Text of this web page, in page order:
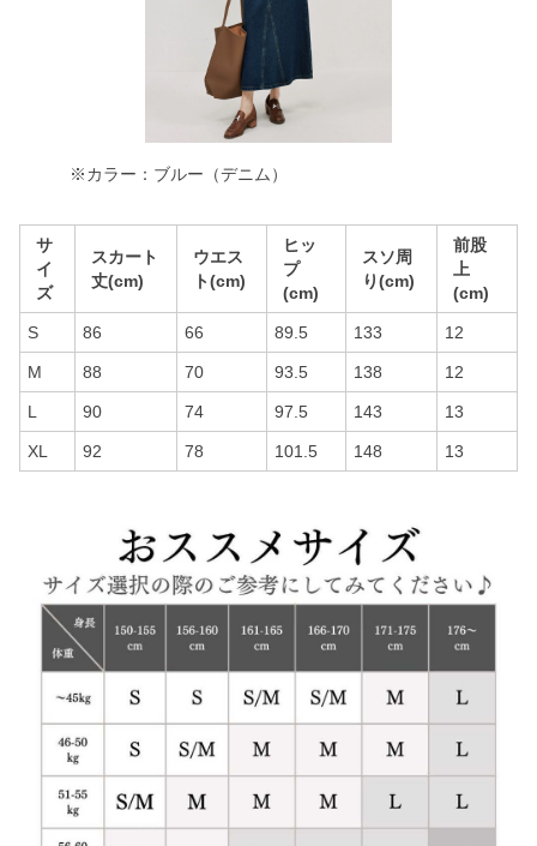
※カラー：ブルー（デニム）
サ
イ
ズ
スカート
丈(cm)
ウエス
ト(cm)
ヒッ
プ
(cm)
スソ周
り(cm)
前股
上
(cm)
S 86 66 89.5 133 12
M 88 70 93.5 138 12
L 90 74 97.5 143 13
XL 92 78 101.5 148 13